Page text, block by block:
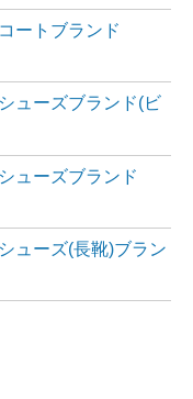
ートブランド
ューズブランド(ビ
ューズブランド
ューズ(長靴)ブラン